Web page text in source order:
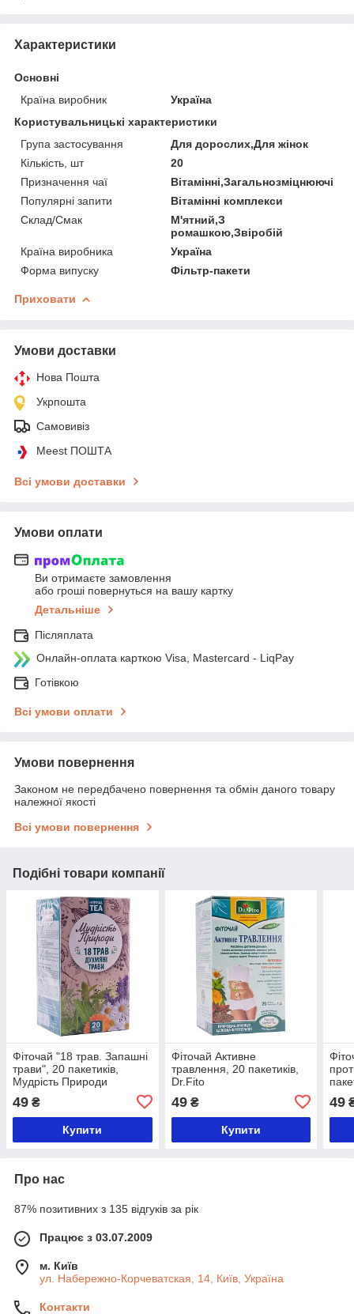
Характеристики
Основні
Країна виробник
Україна
Користувальницькі характеристики
Група застосування
Для дорослих,Для жінок
Кількість, шт
20
Призначення чаї
Вітамінні,Загальнозміцнюючі
Популярні запити
Вітамінні комплекси
Склад/Смак
М'ятний,З
ромашкою,Звіробій
Країна виробника
Україна
Форма випуску
Фільтр-пакети
Приховати
Умови доставки
Нова Пошта
Укрпошта
Самовивіз
Meest ПОШТА
Всі умови доставки
Умови оплати
Ви отримаєте замовлення
або гроші повернуться на вашу картку
Детальніше
Післяплата
Онлайн-оплата карткою Visa, Mastercard - LiqPay
Готівкою
Всі умови оплати
Умови повернення
Законом не передбачено повернення та обмін даного товару
належної якості
Всі умови повернення
Подібні товари компанії
Фіточай "18 трав. Запашні
трави", 20 пакетиків,
Мудрість Природи
49 ₴
Купити
Фіточай Активне
травлення, 20 пакетиків,
Dr.Fito
49₴
Купити
49
Про нас
87% позитивних з 135 відгуків за рік
Працює з 03.07.2009
м. Київ
ул. Набережно-Корчеватская, 14, Київ, Україна
Контакти